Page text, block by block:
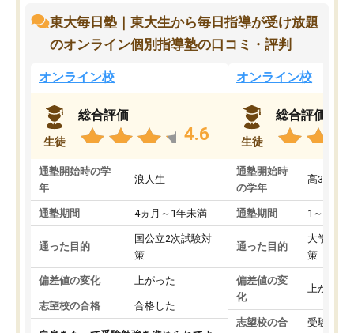
東大毎日塾｜東大生から毎日指導が受け放題
のオンライン個別指導塾の口コミ・評判
オンライン校
生徒
総合評価
4.6
通塾開始時の学
年
浪人生
通塾期間 4ヵ月～1年未満
通った目的
国公立2次試験対
策
偏差値の変化 上がった
志望校の合格 合格した
オンライン校
生徒
総合評価
通塾開始時
の学年
高3
通塾期間 1～3ヵ月
通った目的
大学入学
策
偏差値の変
化
上がった
志望校の合
受験して